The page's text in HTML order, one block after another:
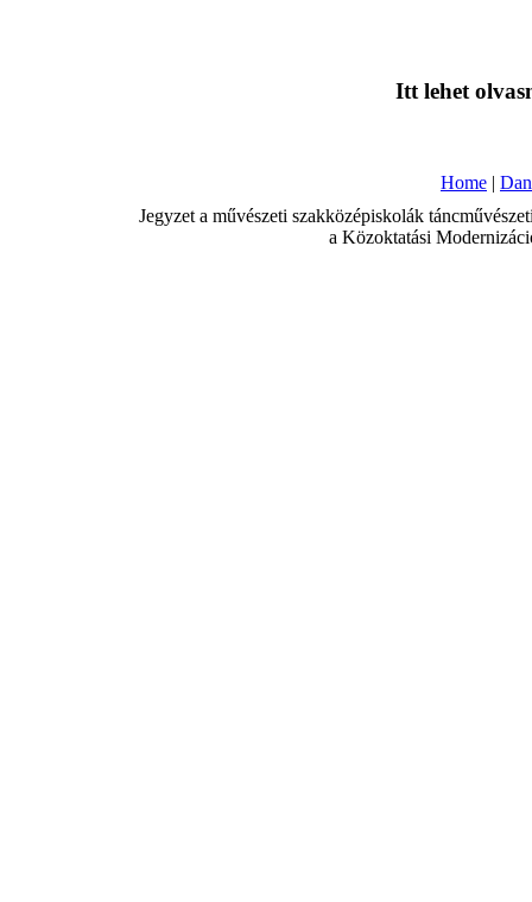
Itt lehet
Home |
Jegyzet a művészeti szakközépiskolák
a Közoktatási